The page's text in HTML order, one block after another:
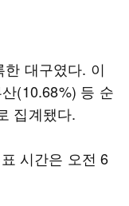
대구였다. 이
(10.68%) 등 순
집계됐다.
시간은 오전 6